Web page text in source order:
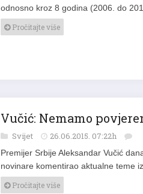
odnosno kroz 8 godina (2006. do
Pročitajte više
Vučić: Nemamo
Svijet 26.06.2015. 07:22h
Premijer Srbije Aleksandar Vučić
novinare komentirao aktualne teme
Pročitajte više